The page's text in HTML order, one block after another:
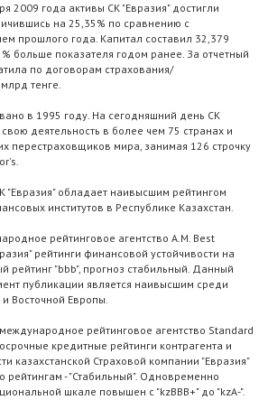
2009 года активы СК "Евразия" достигли
на 25,35% по сравнению с
прошлого года. Капитал составил 32,379
больше показателя годом ранее. За отчетный
по договорам страхования/
тенге.
в 1995 году. На сегодняшний день СК
деятельность в более чем 75 странах и
перестраховщиков мира, занимая 126 строчку
"Евразия" обладает наивысшим рейтингом
институтов в Республике Казахстан.
рейтинговое агентство A.M. Best
рейтинги финансовой устойчивости на
рейтинг "bbb", прогноз стабильный. Данный
публикации является наивысшим среди
Восточной Европы.
рейтинговое агентство Standard
кредитные рейтинги контрагента и
казахстанской Страховой компании "Евразия"
рейтингам - "Стабильный". Одновременно
шкале повышен с "kzВВВ+" до "kzA-".